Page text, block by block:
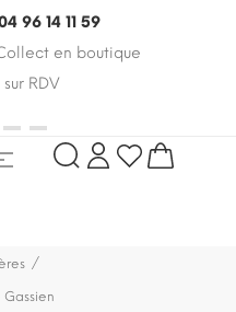
96 14 11 59
en boutique
RDV